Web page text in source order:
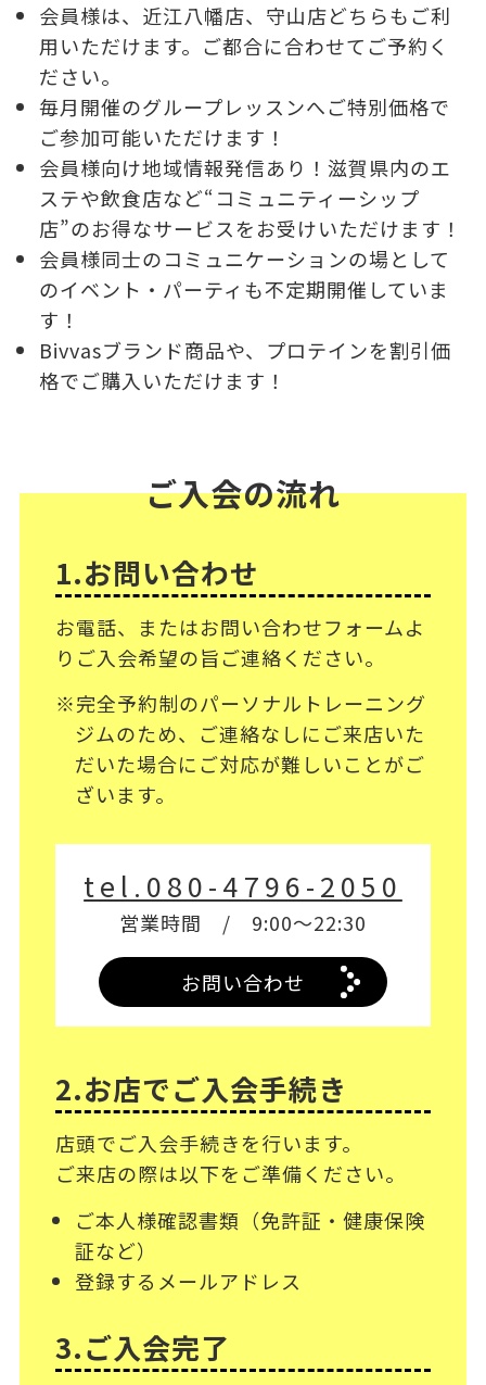
会員様は、近江八幡店、守山店どちらもご利
用いただけます。ご都合に合わせてご予約く
ださい。
毎月開催のグループレッスンへご特別価格で
ご参加可能いただけます！
会員様向け地域情報発信あり！滋賀県内のエ
ステや飲食店など“コミュニティーシップ
店”のお得なサービスをお受けいただけます！
会員様同士のコミュニケーションの場として
のイベント・パーティも不定期開催していま
す！
Bivvasブランド商品や、プロテインを割引価
格でご購入いただけます！
ご入会の流れ
1.お問い合わせ
お電話、またはお問い合わせフォームよ
りご入会希望の旨ご連絡ください。
※完全予約制のパーソナルトレーニング
ジムのため、ご連絡なしにご来店いた
だいた場合にご対応が難しいことがご
ざいます。
tel.080-4796-2050
営業時間 / 9:00～22:30
お問い合わせ
2.お店でご入会手続き
店頭でご入会手続きを行います。
ご来店の際は以下をご準備ください。
ご本人様確認書類（免許証・健康保険
証など）
登録するメールアドレス
3.ご入会完了